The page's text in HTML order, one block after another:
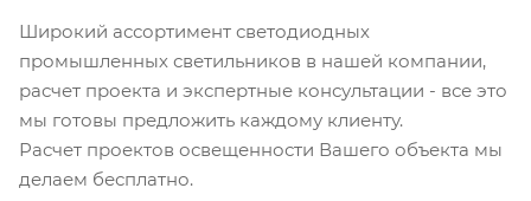
Широкий ассортимент светодиодных
промышленных светильников в нашей компании,
расчет проекта и экспертные консультации - все это
мы готовы предложить каждому клиенту.
Расчет проектов освещенности Вашего объекта мы
делаем бесплатно.